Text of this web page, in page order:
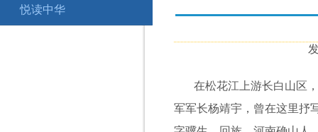
悦读中华
在松花江上游长白山区
军军长杨靖宇，曾在这里抒